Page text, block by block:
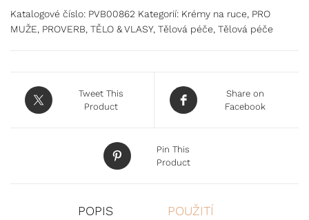
Katalogové číslo: PVB00862 Kategorií: Krémy na ruce PRO
MUŽE PROVERB TĚLO & VLASY Tělová péče Tělová péče
Tweet This
Product
Share on
Facebook
Pin This
Product
POPIS POUŽITÍ